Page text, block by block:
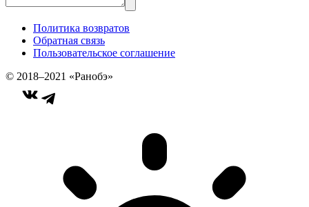
Политика возвратов
Обратная связь
Пользовательское соглашение
© 2018–2021 «Ранобэ»